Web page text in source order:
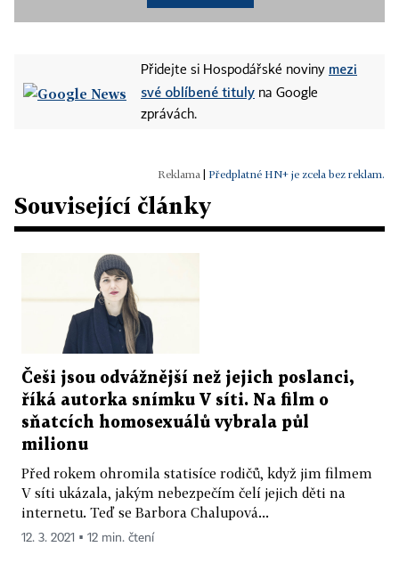
Přidejte si Hospodářské noviny mezi
své oblíbené tituly na Google
zprávách.
Předplatné HN+ je zcela bez reklam.
Související články
Češi jsou odvážnější než jejich poslanci,
říká autorka snímku V síti. Na film o
sňatcích homosexuálů vybrala půl
milionu
Před rokem ohromila statisíce rodičů, když jim filmem
V síti ukázala, jakým nebezpečím čelí jejich děti na
internetu. Teď se Barbora Chalupová...
12. 3. 2021 ▪ 12 min. čtení